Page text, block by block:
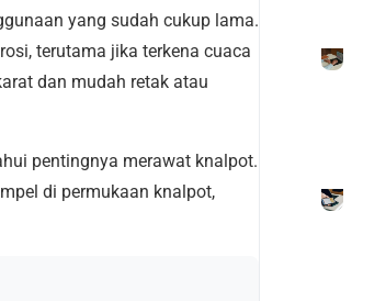
yang sudah cukup lama.
terutama jika terkena cuaca
dan mudah retak atau
pentingnya merawat knalpot.
di permukaan knalpot,